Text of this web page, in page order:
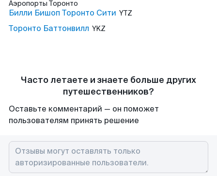
Аэропорты Торонто
Билли Бишоп Торонто Сити YTZ
Торонто Баттонвилл YKZ
Часто летаете и знаете больше других
путешественников?
Оставьте комментарий — он поможет
пользователям принять решение